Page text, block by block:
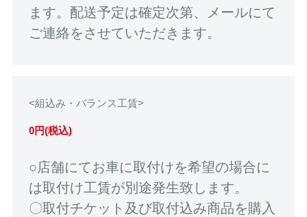
ます。配送予定は確定次第、メールにて
ご連絡をさせていただきます。
<組込み・バランス工賃>
0円(税込)
○店舗にてお車に取付けを希望の場合に
は取付け工賃が別途発生致します。
〇取付チケット及び取付込み商品を購入